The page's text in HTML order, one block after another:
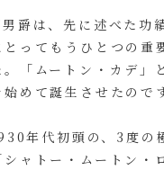
男爵は、先に述べた功
とってもうひとつの重
。「ムートン・カデ」
めて誕生させたので
年代初頭の、3度の
ャトー・ムートン・